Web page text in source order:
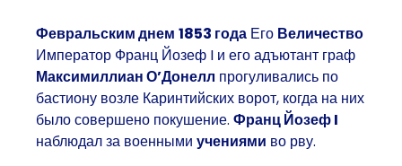
Февральским днем 1853 года Его Величество
Император Франц Йозеф I и его адъютант граф
Максимиллиан О’Донелл прогуливались по
бастиону возле Каринтийских ворот, когда на них
было совершено покушение. Франц Йозеф I
наблюдал за военными учениями во рву.